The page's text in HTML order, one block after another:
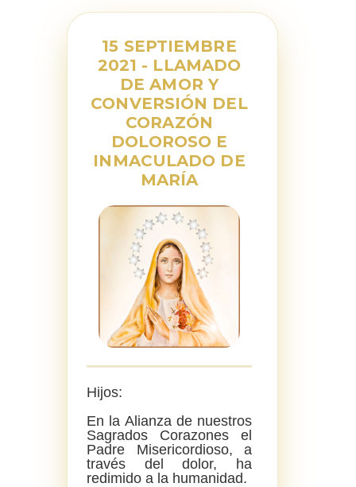
15 SEPTIEMBRE
2021 - LLAMADO
DE AMOR Y
CONVERSIÓN DEL
CORAZÓN
DOLOROSO E
INMACULADO DE
MARÍA
Hijos:
En la Alianza de nuestros
Sagrados Corazones el
Padre Misericordioso, a
través del dolor, ha
redimido a la humanidad.